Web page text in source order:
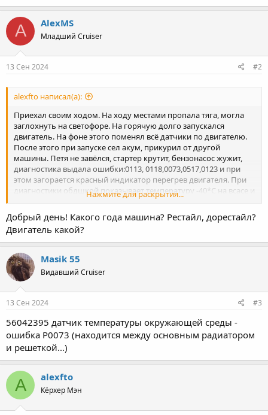
A AlexMS
Младший Cruiser
13 Сен 2024 #2
alexfto написал(а):
Приехал своим ходом. На ходу местами пропала тяга, могла
заглохнуть на светофоре. На горячую долго запускался
двигатель. На фоне этого поменял всё датчики по двигателю.
После этого при запуске сел акум, прикурил от другой
машины. Петя не завёлся, стартер крутит, бензонасос жужит,
диагностика выдала ошибки:0113, 0118,0073,0517,0123 и при
этом загорается красный индикатор перегрев двигателя. При
диагностики обдшкой показывает температуру -40*С на всасе и
охлаждайки. Подскажите куда копать. ( подкапотную проводку
всю прозванил). Заранее спасибо.
Нажмите для раскрытия...
Добрый день! Какого года машина? Рестайл, дорестайл?
Двигатель какой?
Masik 55
Видавший Cruiser
13 Сен 2024 #3
56042395 датчик температуры окружающей среды -
ошибка Р0073 (находится между основным радиатором
и решеткой...)
A alexfto
Кёрхер Мэн